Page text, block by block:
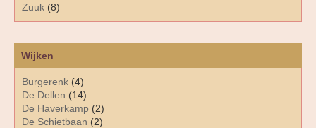
Zuuk (8)
Wijken
Burgerenk (4)
De Dellen (14)
De Haverkamp (2)
De Schietbaan (2)